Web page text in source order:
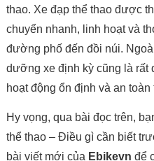
thao. Xe đạp thể thao được
chuyển nhanh, linh hoạt và
đường phố đến đồi núi.
dưỡng xe định kỳ cũng là rất
hoạt động ổn định và an
Hy vọng, qua bài đọc trên,
thể thao – Điều gì cần biết
bài viết mới của Ebikevn để